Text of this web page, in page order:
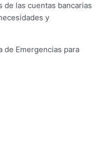
de las cuentas bancarias
y
de Emergencias para